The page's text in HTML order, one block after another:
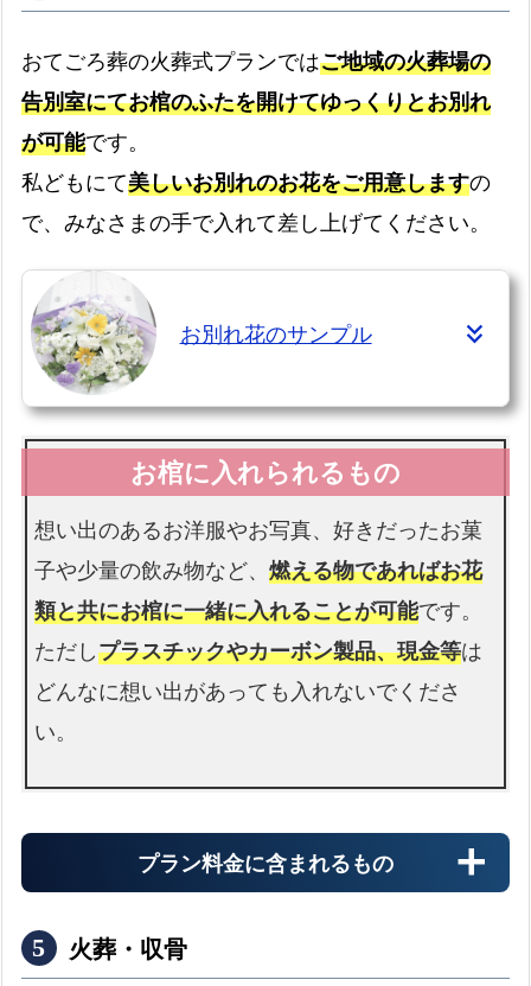
ドライアイス
最大3日分まで無料です
お棺
故人様を収めるお棺です
仏衣
書類手続き代行
おてごろ葬の火葬式プランではご地域の火葬場の
告別室にてお棺のふたを開けてゆっくりとお別れ
が可能です。
私どもにて美しいお別れのお花をご用意しますの
で、みなさまの手で入れて差し上げてください。
お別れ花のサンプル
想い出のあるお洋服やお写真、好きだったお菓
子や少量の飲み物など、燃える物であればお花
類と共にお棺に一緒に入れることが可能です。
ただしプラスチックやカーボン製品、現金等は
どんなに想い出があっても入れないでくださ
い。
プラン料金に含まれるもの
火葬・収骨